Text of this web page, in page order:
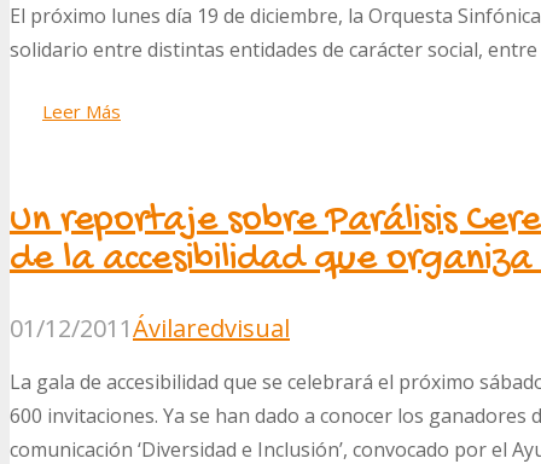
El próximo lunes día 19 de diciembre, la Orquesta
solidario entre distintas entidades de carácter social,
Leer Más
Un reportaje sobre Parálisis
de la accesibilidad que
01/12/2011Ávilaredvisual
La gala de accesibilidad que se celebrará el próximo
600 invitaciones. Ya se han dado a conocer los
comunicación ‘Diversidad e Inclusión’, convocado por el